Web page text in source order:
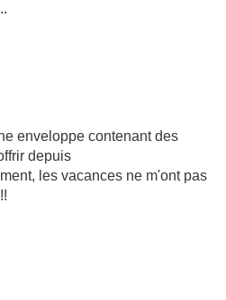
enveloppe contenant des
depuis
les vacances ne m'ont pas